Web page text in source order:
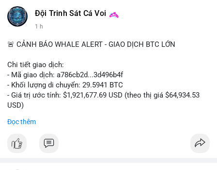
#vlikevn #titanbot
📰 Nguồn: Cointelegraph
Đội Trinh Sát Cá Voi
1 h
🚨 CẢNH BÁO WHALE ALERT - GIAO DỊCH BTC LỚN
Chi tiết giao dịch:
- Mã giao dịch: a786cb2d...3d496b4f
- Khối lượng di chuyển: 29.5941 BTC
- Giá trị ước tính: $1,921,677.69 USD (theo thị giá $64,934.53
USD)
USD được thực hiện trong một khối chưa xác nhận cho thấy
Đọc thêm